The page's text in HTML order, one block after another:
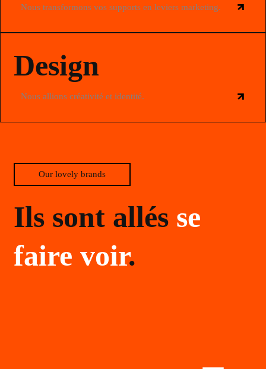
Nous transformons vos supports en leviers marketing.
Design
Nous allions créativité et identité.
Our lovely brands
Ils sont allés se
faire voir.